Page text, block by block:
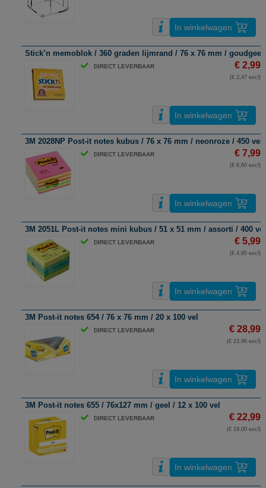
In winkelwagen
Stick’n memoblok / 360 graden lijmrand / 76 x 76 mm / goudgeel
DIRECT LEVERBAAR € 2,99
(€ 2,47 excl)
In winkelwagen
3M 2028NP Post-it notes kubus / 76 x 76 mm / neonroze / 450 vel
DIRECT LEVERBAAR € 7,99
(€ 6,60 excl)
In winkelwagen
3M 2051L Post-it notes mini kubus / 51 x 51 mm / assorti / 400 vel
DIRECT LEVERBAAR € 5,99
(€ 4,95 excl)
In winkelwagen
3M Post-it notes 654 / 76 x 76 mm / 20 x 100 vel
DIRECT LEVERBAAR € 28,99
(€ 23,96 excl)
In winkelwagen
3M Post-it notes 655 / 76x127 mm / geel / 12 x 100 vel
DIRECT LEVERBAAR € 22,99
(€ 19,00 excl)
In winkelwagen